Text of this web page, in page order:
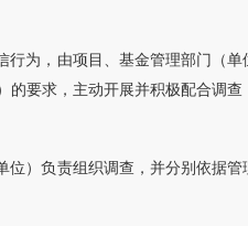
为，由项目、基金管理部门（单
要求，主动开展并积极配合调查
）负责组织调查，并分别依据管